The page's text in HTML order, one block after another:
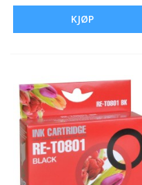
KJØP